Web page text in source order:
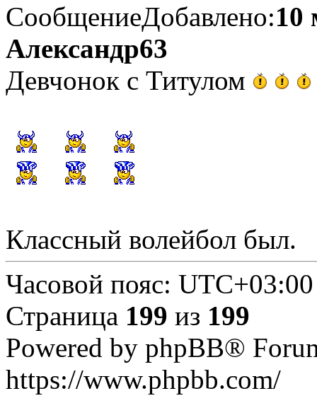
СообщениеДобавлено:10
Александр63
Девчонок с Титулом
Классный волейбол был.
Часовой пояс: UTC+03:00
Страница 199 из 199
Powered by phpBB®
https://www.phpbb.com/